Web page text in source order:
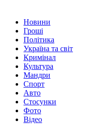
Новини
Гроші
Політика
Україна та світ
Кримінал
Культура
Мандри
Спорт
Авто
Стосунки
Фото
Відео